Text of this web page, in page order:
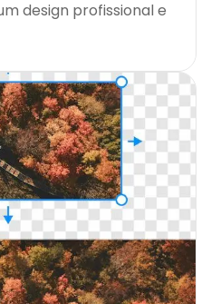
design profissional e